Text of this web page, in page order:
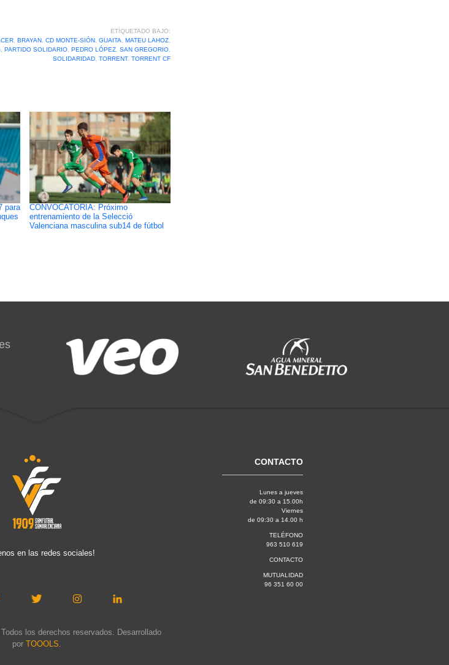
ETIQUETADO BAJO:
, BRAYAN, CD MONTE-SIÓN, GUAITA MATEU LAHOZ,
, PARTIDO SOLIDARIO, PEDRO LÓPEZ, SAN GREGORIO,
SOLIDARIDAD, TORRENT, TORRENT CF
para
CONVOCATORIA: Próximo
entrenamiento de la Selecció
Valenciana masculina sub14 de fútbol
en las redes sociales!
los derechos reservados. Desarrollado
por TOOOLS.
CONTACTO
Lunes a jueves
de 09:30 a 15.00h
Viernes
de 09:30 a 14.00 h
TELÉFONO
963 510 619
CONTACTO
MUTUALIDAD
96 351 60 00